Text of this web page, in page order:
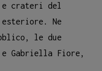
crateri del
Ne
le due
Gabriella Fiore,